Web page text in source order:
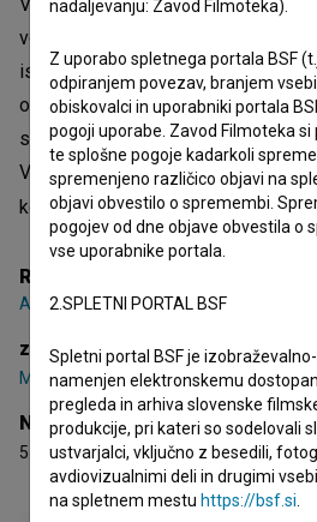
vojsko. Partizan Ivan in
isti vasi, poskušata ubiti drug
okoliščinah oba preživita. Tudi v
starost doživita kot soseda in tudi
V njuni soseščini živi vdova Lenka
koncu vojne, pred sinovim
Režija
Andrej Mlakar
zasedba
Milena Zupančič,Radko Polič, Boris Juh
Nagrade
5 nagrad
nadaljevanju: Zavod Filmoteka).
Z uporabo spletnega portala BSF
odpiranjem povezav, branjem
obiskovalci in uporabniki portala
pogoji uporabe. Zavod Filmoteka si
te splošne pogoje kadarkoli
spremenjeno različico objavi na
objavi obvestilo o spremembi.
pogojev od dne objave obvestila o
vse uporabnike portala.
2.SPLETNI PORTAL BSF
Spletni portal BSF je
namenjen elektronskemu
pregleda in arhiva slovenske
produkcije, pri kateri so sodelovali
ustvarjalci, vključno z besedili,
avdiovizualnimi deli in drugimi
na spletnem mestu https://bsf.si